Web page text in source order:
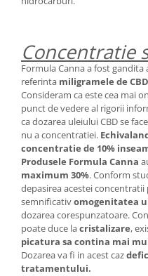
Concentratie
Formula Canna a fost
referinta miligramele de
Consideram ca este cea mai
punct de vedere al rigorii
ca dozarea uleiului CBD se
nu a concentratiei.
concentratie de 10%
Produsele Formula Canna
maximum 30%. Conform
depasirea acestei concentratii
semnificativomogenitatea
dozarea corespunzatoare.
poate duce lacristalizare,
picatura sa contina mai
Dozarea va fi in acest caz
tratamentului.